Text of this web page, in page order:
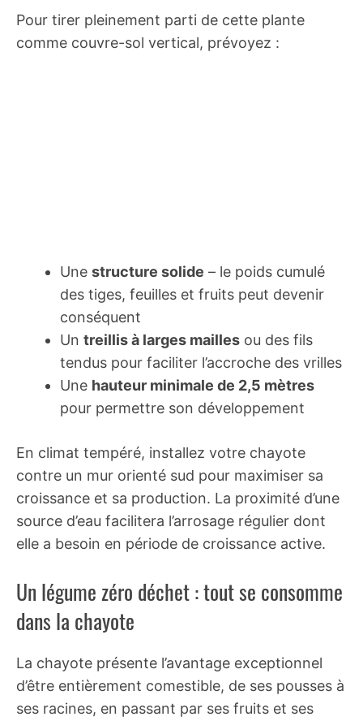
Pour tirer pleinement parti de cette plante
comme couvre-sol vertical, prévoyez :
Une structure solide – le poids cumulé
des tiges, feuilles et fruits peut devenir
conséquent
Un treillis à larges mailles ou des fils
tendus pour faciliter l’accroche des vrilles
Une hauteur minimale de 2,5 mètres
pour permettre son développement
En climat tempéré, installez votre chayote
contre un mur orienté sud pour maximiser sa
croissance et sa production. La proximité d’une
source d’eau facilitera l’arrosage régulier dont
elle a besoin en période de croissance active.
Un légume zéro déchet : tout se consomme
dans la chayote
La chayote présente l’avantage exceptionnel
d’être entièrement comestible, de ses pousses à
ses racines, en passant par ses fruits et ses